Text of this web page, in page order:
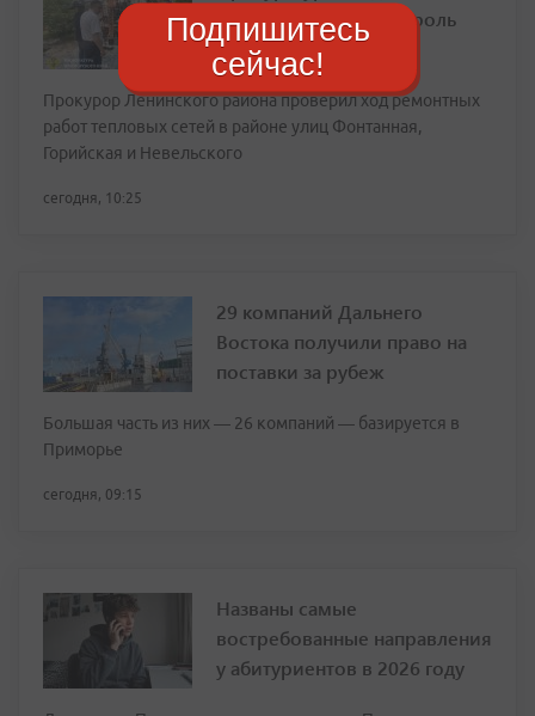
взяла на особый контроль
ремонт теплотрасс
Прокурор Ленинского района проверил ход ремонтных
работ тепловых сетей в районе улиц Фонтанная,
Горийская и Невельского
сегодня, 10:25
29 компаний Дальнего
Востока получили право на
поставки за рубеж
Большая часть из них — 26 компаний — базируется в
Приморье
сегодня, 09:15
Названы самые
востребованные направления
у абитуриентов в 2026 году
Подпишитесь
сейчас!